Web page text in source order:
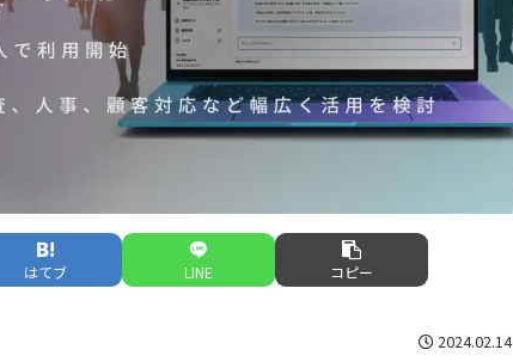
はてブ LINE コピー
2024.02.14